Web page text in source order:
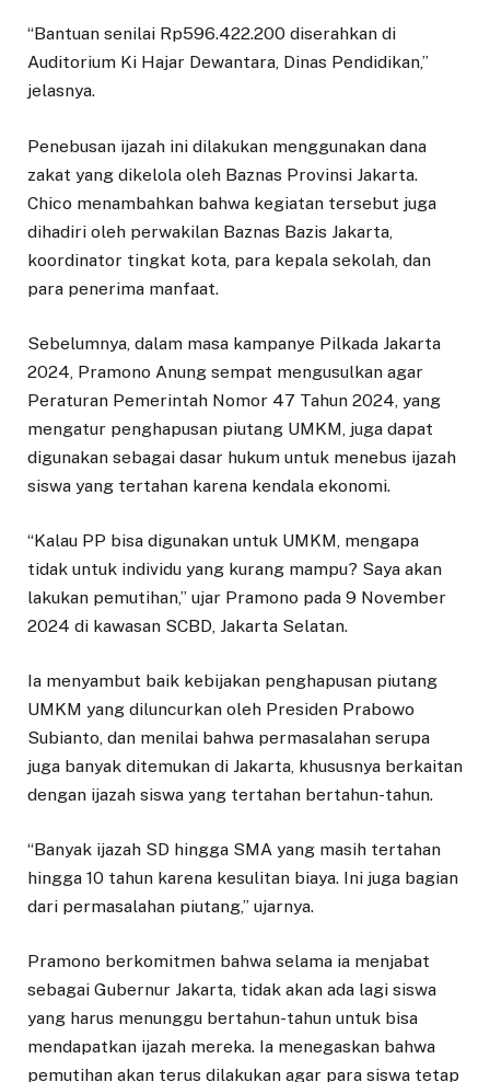
“Bantuan senilai Rp596.422.200 diserahkan di
Auditorium Ki Hajar Dewantara, Dinas Pendidikan,”
jelasnya.
Penebusan ijazah ini dilakukan menggunakan dana
zakat yang dikelola oleh Baznas Provinsi Jakarta.
Chico menambahkan bahwa kegiatan tersebut juga
dihadiri oleh perwakilan Baznas Bazis Jakarta,
koordinator tingkat kota, para kepala sekolah, dan
para penerima manfaat.
Sebelumnya, dalam masa kampanye Pilkada Jakarta
2024, Pramono Anung sempat mengusulkan agar
Peraturan Pemerintah Nomor 47 Tahun 2024, yang
mengatur penghapusan piutang UMKM, juga dapat
digunakan sebagai dasar hukum untuk menebus ijazah
siswa yang tertahan karena kendala ekonomi.
“Kalau PP bisa digunakan untuk UMKM, mengapa
tidak untuk individu yang kurang mampu? Saya akan
lakukan pemutihan,” ujar Pramono pada 9 November
2024 di kawasan SCBD, Jakarta Selatan.
Ia menyambut baik kebijakan penghapusan piutang
UMKM yang diluncurkan oleh Presiden Prabowo
Subianto, dan menilai bahwa permasalahan serupa
juga banyak ditemukan di Jakarta, khususnya berkaitan
dengan ijazah siswa yang tertahan bertahun-tahun.
“Banyak ijazah SD hingga SMA yang masih tertahan
hingga 10 tahun karena kesulitan biaya. Ini juga bagian
dari permasalahan piutang,” ujarnya.
Pramono berkomitmen bahwa selama ia menjabat
sebagai Gubernur Jakarta, tidak akan ada lagi siswa
yang harus menunggu bertahun-tahun untuk bisa
mendapatkan ijazah mereka. Ia menegaskan bahwa
pemutihan akan terus dilakukan agar para siswa tetap